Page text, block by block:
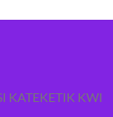
KATEKETIK KWI